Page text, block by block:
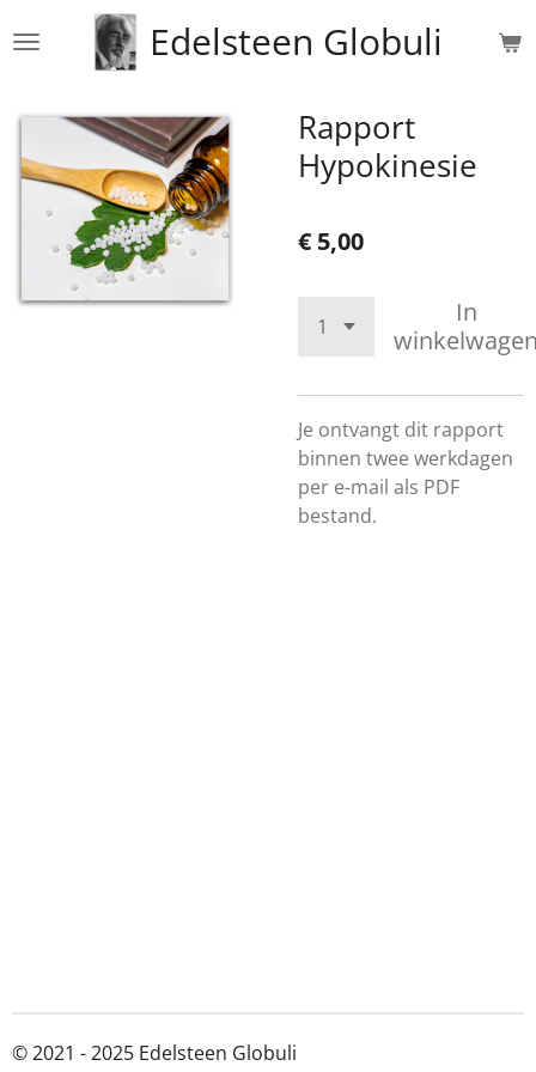
direct
de
hoofdinhoud
Edelsteen Globuli
Rapport
Hypokinesie
€ 5,00
In
Je ontvangt dit rapport
binnen twee werkdagen
per e-mail als PDF
bestand.
© 2021 - 2025 Edelsteen Globuli